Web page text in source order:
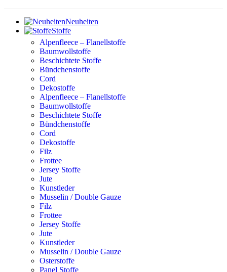
Neuheiten
Stoffe
Alpenfleece – Flanellstoffe
Baumwollstoffe
Beschichtete Stoffe
Bündchenstoffe
Cord
Dekostoffe
Alpenfleece – Flanellstoffe
Baumwollstoffe
Beschichtete Stoffe
Bündchenstoffe
Cord
Dekostoffe
Filz
Frottee
Jersey Stoffe
Jute
Kunstleder
Musselin / Double Gauze
Filz
Frottee
Jersey Stoffe
Jute
Kunstleder
Musselin / Double Gauze
Osterstoffe
Panel Stoffe